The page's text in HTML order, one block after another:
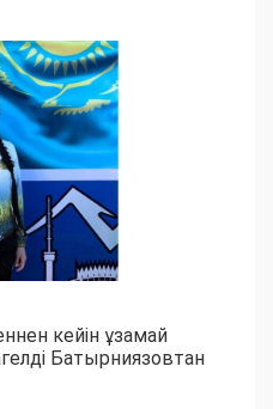
кейін ұзамай
Батырниязовтан